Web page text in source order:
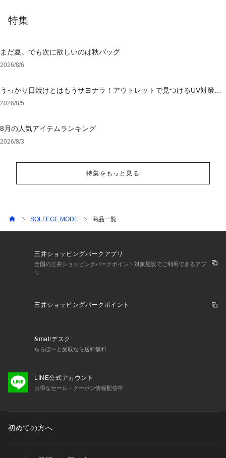
特集
まだ夏。でも次に欲しいのは秋バッグ
2026/8/6
うっかり日焼けとはもうサヨナラ！アウトレットで見つけるUV対策ウ
ェア
2026/8/5
8月の人気アイテムランキング
2026/8/3
特集をもっと見る
SOLFEGE MODE 商品一覧
三井ショッピングパークアプリ
全国の三井ショッピングパークポイント対象施設でご利用できるアプ
リ
三井ショッピングパークポイント
&mallデスク
ららぽーと受取なら送料無料
LINE公式アカウント
お得なセール・クーポン情報配信中
初めての方へ